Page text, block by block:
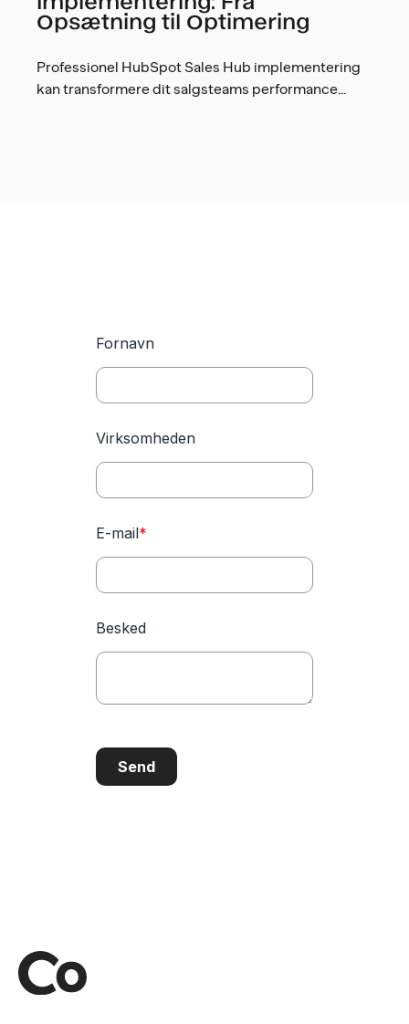
Opsætning til Optimering
Professionel HubSpot Sales Hub implementering
kan transformere dit salgsteams performance...
Fornavn
Virksomheden
E-mail*
Besked
Send